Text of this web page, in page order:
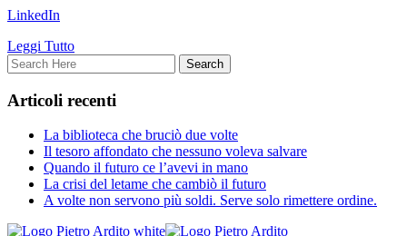
LinkedIn
Leggi Tutto
Articoli recenti
La biblioteca che bruciò due volte
Il tesoro affondato che nessuno voleva salvare
Quando il futuro ce l’avevi in mano
La crisi del letame che cambiò il futuro
A volte non servono più soldi. Serve solo rimettere ordine.